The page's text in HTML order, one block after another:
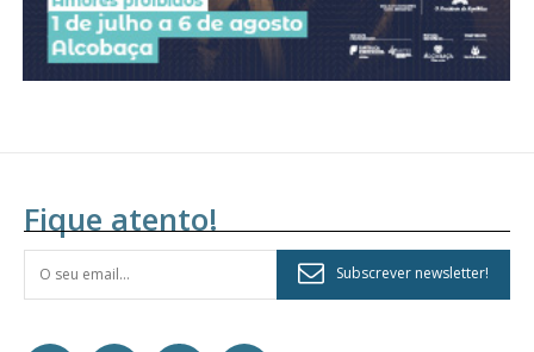
Fique atento!
Subscrever newsletter!